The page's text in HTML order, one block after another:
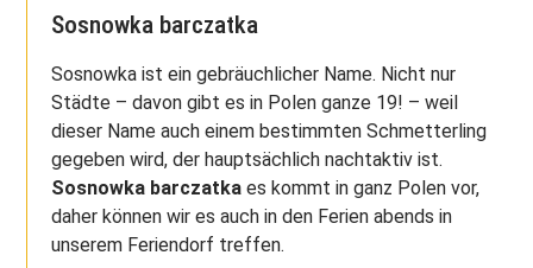
Sosnowka barczatka
Sosnowka ist ein gebräuchlicher Name. Nicht nur
Städte – davon gibt es in Polen ganze 19! – weil
dieser Name auch einem bestimmten Schmetterling
gegeben wird, der hauptsächlich nachtaktiv ist.
Sosnowka barczatka es kommt in ganz Polen vor,
daher können wir es auch in den Ferien abends in
unserem Feriendorf treffen.